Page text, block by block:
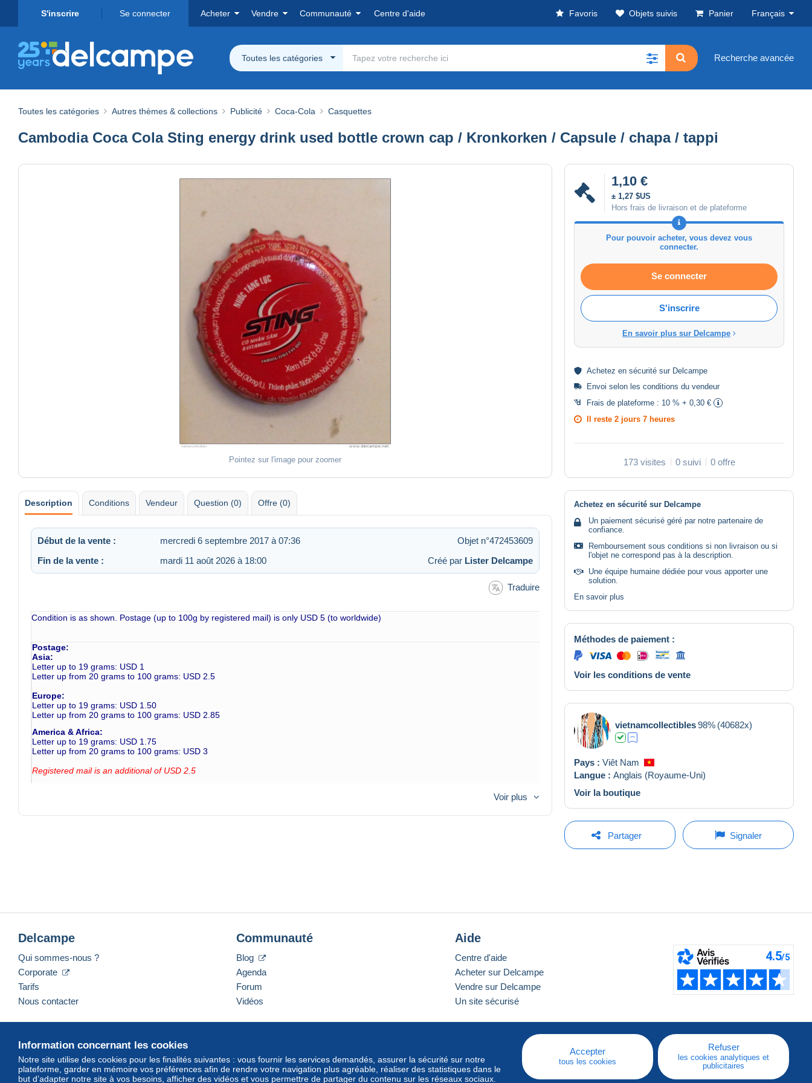
S'inscrire Se connecter Acheter Vendre Communauté Centre d'aide Favoris Objets suivis Panier Français
Toutes les catégories Recherche avancée
Toutes les catégories Autres thèmes & collections Publicité Coca-Cola Casquettes
Cambodia Coca Cola Sting energy drink used bottle crown cap / Kronkorken / Capsule / chapa / tappi
Pointez sur l'image pour zoomer
1,10 €
± 1,27 $US
Hors frais de livraison et de plateforme
Pour pouvoir acheter, vous devez vous
connecter.
Se connecter
S'inscrire
En savoir plus sur Delcampe
Achetez en sécurité sur Delcampe
Envoi selon les conditions du vendeur
Frais de plateforme : 10 % + 0,30 €
Il reste 2 jours 7 heures
173 visites 0 suivi 0 offre
Description Conditions Vendeur Question (0) Offre (0)
Début de la vente : mercredi 6 septembre 2017 à 07:36
Objet n°472453609
Fin de la vente :
mardi 11 août 2026 à 18:00 Créé par Lister Delcampe
Traduire
Condition is as shown. Postage (up to 100g by registered mail) is only USD 5 (to worldwide)
Postage:
Asia:
Letter up to 19 grams: USD 1
Letter up from 20 grams to 100 grams: USD 2.5
Europe:
Letter up to 19 grams: USD 1.50
Letter up from 20 grams to 100 grams: USD 2.85
America & Africa:
Letter up to 19 grams: USD 1.75
Letter up from 20 grams to 100 grams: USD 3
Registered mail is an additional of USD 2.5
Voir plus
Achetez en sécurité sur Delcampe
Un paiement sécurisé géré par notre partenaire de
confiance.
Remboursement sous conditions si non livraison ou si
l'objet ne correspond pas à la description.
Une équipe humaine dédiée pour vous apporter une
solution.
En savoir plus
Méthodes de paiement :
Voir les conditions de vente
vietnamcollectibles98% (40682x)
Pays : Viêt Nam
Langue : Anglais (Royaume-Uni)
Voir la boutique
Partager Signaler
Information concernant les cookies
Notre site utilise des cookies pour les finalités suivantes : vous fournir les services demandés, assurer la sécurité sur notre
plateforme, garder en mémoire vos préférences afin de rendre votre navigation plus agréable, réaliser des statistiques dans le
but d’adapter notre site à vos besoins, afficher des vidéos et vous permettre de partager du contenu sur les réseaux sociaux.
Accepter
tous les cookies
Refuser
les cookies analytiques et
publicitaires
Delcampe
Qui sommes-nous ?
Corporate
Tarifs
Nous contacter
Communauté
Blog
Agenda
Forum
Vidéos
Aide
Centre d'aide
Acheter sur Delcampe
Vendre sur Delcampe
Un site sécurisé
Français USD America/Indiana/Vevay